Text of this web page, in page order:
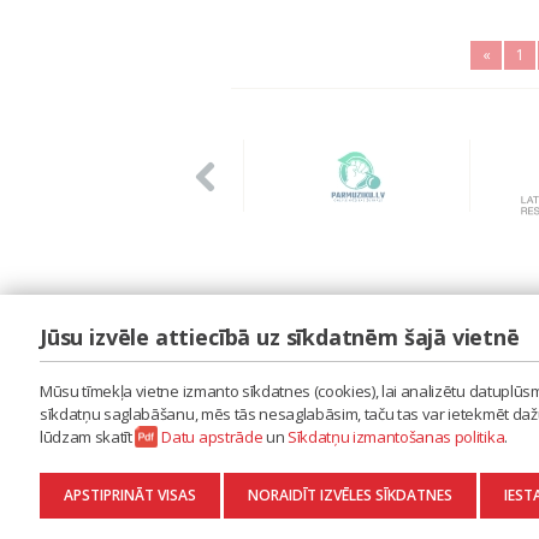
« 1
LAIPA
ES RADU MŪZIKU
AKTUALITĀTES
KONTAKTI
SĪKDATŅU IZMANTOŠANAS POLITIKA
DATU APSTRĀDE
Jūsu izvēle attiecībā uz sīkdatnēm šajā vietnē
Mūsu tīmekļa vietne izmanto sīkdatnes (cookies), lai analizētu
sīkdatņu saglabāšanu, mēs tās nesaglabāsim, taču tas var ietekmēt
lūdzam skatīt
Datu apstrādeun Sīkdatņu izmantošanas politika.
APSTIPRINĀT VISAS NORAIDĪT IZVĒLES SĪKDATNES